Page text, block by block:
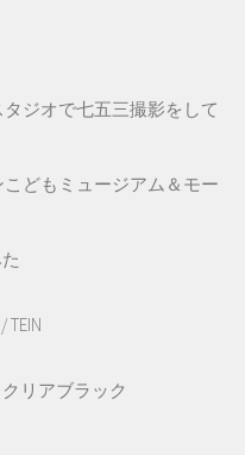
ジオで七五三撮影をして
どもミュージアム＆モー
TEIN
リアブラック